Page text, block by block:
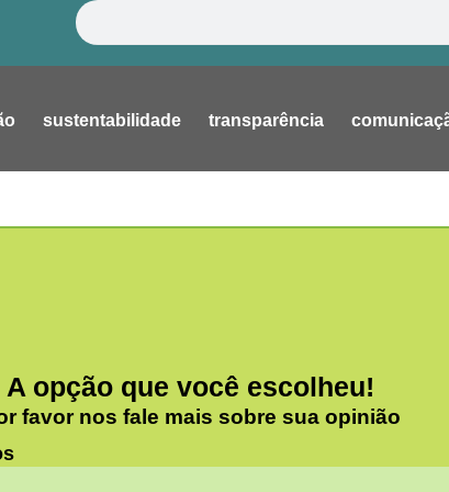
Pesquisar
sustentabilidade transparência
A opção que você escolheu!
favor nos fale mais sobre sua opinião